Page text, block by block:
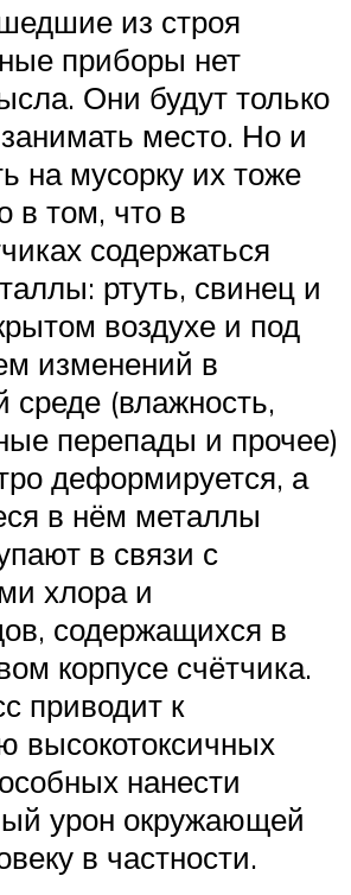
из строя
приборы нет
Они будут только
место. Но и
на мусорку их тоже
в том, что в
содержаться
ртуть, свинец и
воздухе и под
изменений в
(влажность,
перепады и прочее)
деформируется, а
в нём металлы
в связи с
хлора и
содержащихся в
корпусе счётчика.
приводит к
высокотоксичных
нанести
урон окружающей
в частности.